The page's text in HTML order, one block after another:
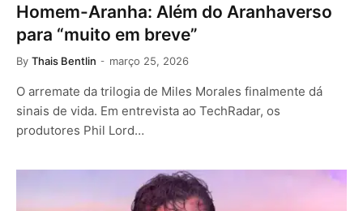
Homem-Aranha: Além do Aranhaverso
para “muito em breve”
By Thais Bentlin março 25, 2026
O arremate da trilogia de Miles Morales finalmente dá
sinais de vida. Em entrevista ao TechRadar, os
produtores Phil Lord…